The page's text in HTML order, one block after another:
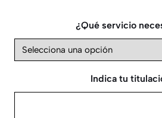
¿Qué servicio
Indica tu